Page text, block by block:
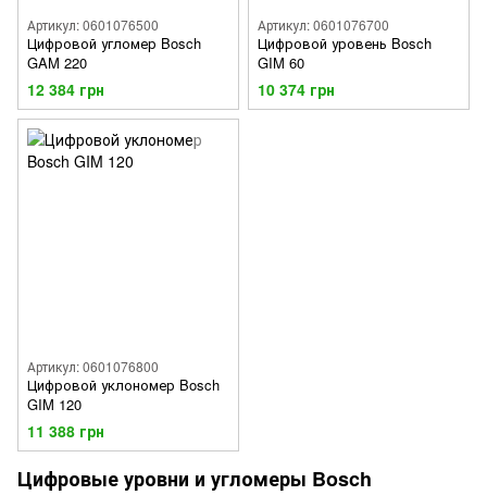
Артикул: 0601076500
Цифровой угломер Bosch
GAM 220
12 384 грн
Артикул: 0601076700
Цифровой уровень Bosch
GIM 60
10 374 грн
Артикул: 0601076800
Цифровой уклономер Bosch
GIM 120
11 388 грн
Цифровые уровни и угломеры Bosch